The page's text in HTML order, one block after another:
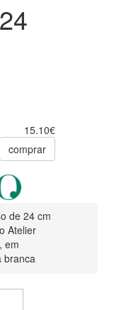
15.10€
comprar
de 24 cm
Atelier
em
branca